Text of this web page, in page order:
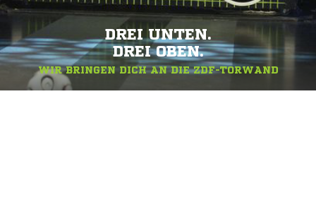
DREI UNTEN.
DREI OBEN.
WIR BRINGEN DICH AN DIE ZDF-TORWAND